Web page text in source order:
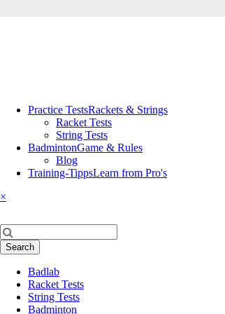
navigationPractice TestsRackets & Strings
Racket Tests
String Tests
BadmintonGame & Rules
Blog
Training-TippsLearn from Pro's
×
Keywords
Search
navigationBadlab
Racket Tests
String Tests
Badminton